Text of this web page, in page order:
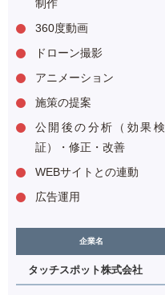
制作
360度動画
ドローン撮影
アニメーション
施策の提案
公開後の分析（効果検
証）・修正・改善
WEBサイトとの連動
広告運用
企業名
タッチスポット株式会社